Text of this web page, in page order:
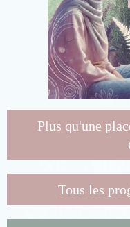
Plus qu'une
Tous les